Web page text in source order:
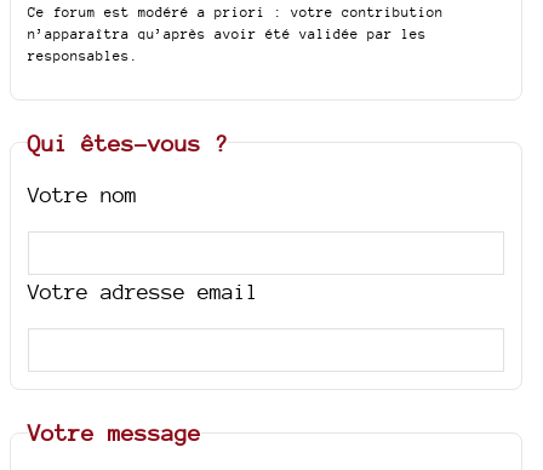
Ce forum est modéré a priori : votre contribution
n’apparaîtra qu’après avoir été validée par les
responsables.
Qui êtes-vous ?
Votre nom
Votre adresse email
Votre message